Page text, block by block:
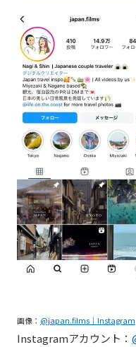
画像： @japan.films｜Instagram
Instagramアカウント：